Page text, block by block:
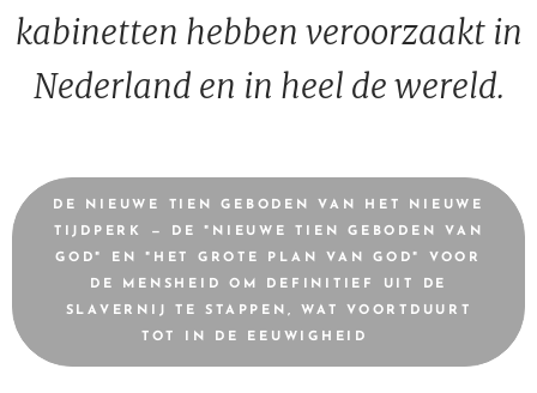
kabinetten hebben veroorzaakt in
Nederland en in heel de wereld.
DE NIEUWE TIEN GEBODEN VAN HET NIEUWE
TIJDPERK — DE "NIEUWE TIEN GEBODEN VAN
GOD" EN "HET GROTE PLAN VAN GOD" VOOR
DE MENSHEID OM DEFINITIEF UIT DE
SLAVERNIJ TE STAPPEN, WAT VOORTDUURT
TOT IN DE EEUWIGHEID 💫